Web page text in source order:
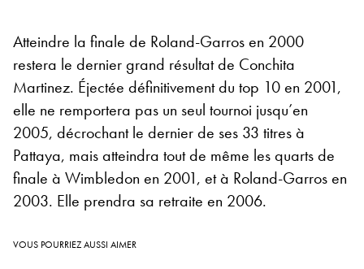
Atteindre la finale de Roland-Garros en 2000
restera le dernier grand résultat de Conchita
Martinez. Éjectée définitivement du top 10 en 2001,
elle ne remportera pas un seul tournoi jusqu’en
2005, décrochant le dernier de ses 33 titres à
Pattaya, mais atteindra tout de même les quarts de
finale à Wimbledon en 2001, et à Roland-Garros en
2003. Elle prendra sa retraite en 2006.
VOUS POURRIEZ AUSSI AIMER